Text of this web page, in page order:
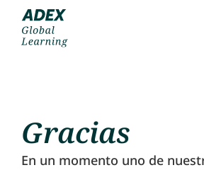
Gracias
En un momento uno de